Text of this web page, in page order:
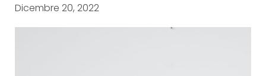
Dicembre 20, 2022